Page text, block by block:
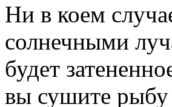
Ни в коем
солнечными
будет
вы сушите рыбу